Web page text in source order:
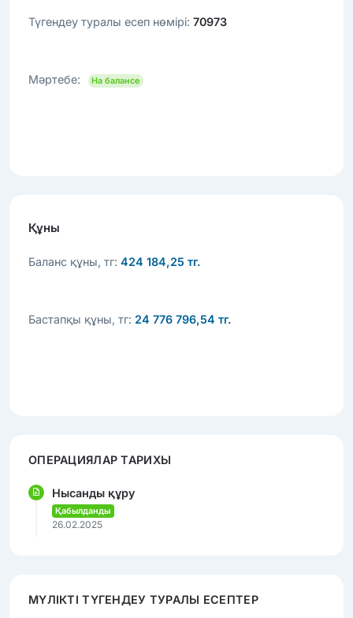
Түгендеу туралы есеп нөмірі: 70973
Мәртебе: На балансе
Құны
Баланс құны, тг: 424 184,25 тг.
Бастапқы құны, тг: 24 776 796,54 тг.
ОПЕРАЦИЯЛАР ТАРИХЫ
Нысанды құру
Қабылданды
26.02.2025
МҮЛІКТІ ТҮГЕНДЕУ ТУРАЛЫ ЕСЕПТЕР